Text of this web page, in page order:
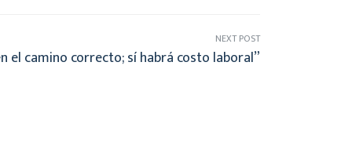
NEXT POST
el camino correcto; sí habrá costo laboral”